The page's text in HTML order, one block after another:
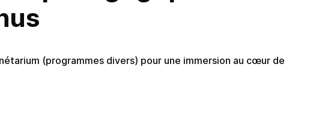
(programmes divers) pour une immersion au cœur de